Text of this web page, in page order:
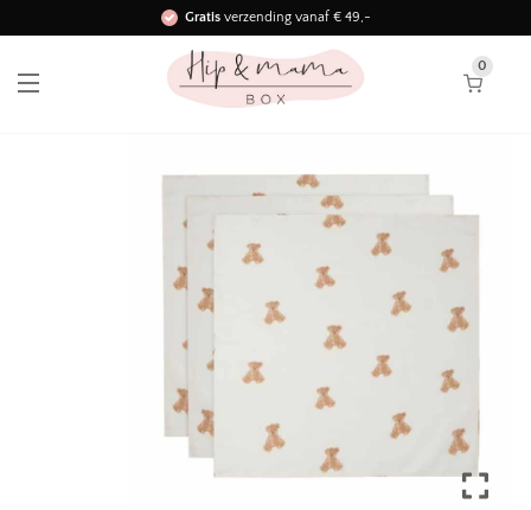
Gratisverzending vanaf € 49,-
Binnen 3 werkdagen in huis!
0